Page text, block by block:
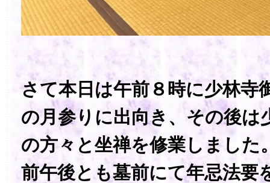
さて本日は午前８時に少林寺
の月参りに出向き、その後は
の方々と坐禅を修業しました
前午後とも墓前にて年忌法要